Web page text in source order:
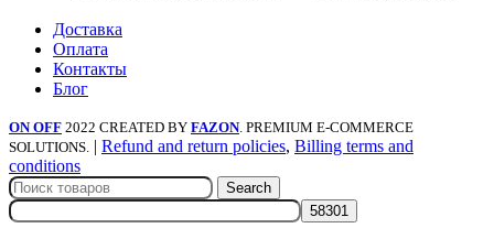
Доставка
Оплата
Контакты
Блог
ON OFF 2022 CREATED BY FAZON. PREMIUM E-COMMERCE
SOLUTIONS. | Refund and return policies, Billing terms and
conditions
Search